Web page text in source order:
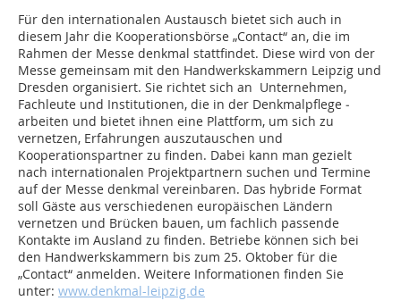
Für den internationalen Austausch bietet sich auch in
diesem Jahr die Kooperationsbörse „Contact“ an, die im
Rahmen der Messe denkmal stattfindet. Diese wird von der
Messe gemeinsam mit den Handwerkskammern Leipzig und
Dresden organisiert. Sie richtet sich an Unternehmen,
Fachleute und Institutionen, die in der Denkmalpflege ­
arbeiten und bietet ihnen eine Plattform, um sich zu
vernetzen, Erfahrungen auszutauschen und
Kooperationspartner zu finden. Dabei kann man gezielt
nach internationalen Projektpartnern suchen und Termine
auf der Messe denkmal vereinbaren. Das hybride Format
soll Gäste aus verschiedenen europäischen Ländern
vernetzen und Brücken bauen, um fachlich passende
Kontakte im Ausland zu finden. Betriebe können sich bei
den Handwerkskammern bis zum 25. Oktober für die
„Contact“ anmelden. Weitere Informationen finden Sie
unter: www.denkmal-leipzig.de